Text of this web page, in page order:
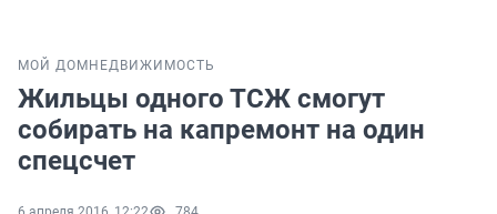
МОЙ ДОМ НЕДВИЖИМОСТЬ
Жильцы одного ТСЖ смогут
собирать на капремонт на один
спецсчет